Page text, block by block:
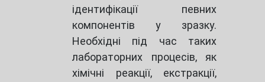
ідентифікації певних
компонентів у зразку.
Необхідні під час таких
лабораторних процесів, як
хімічні реакції, екстракції,